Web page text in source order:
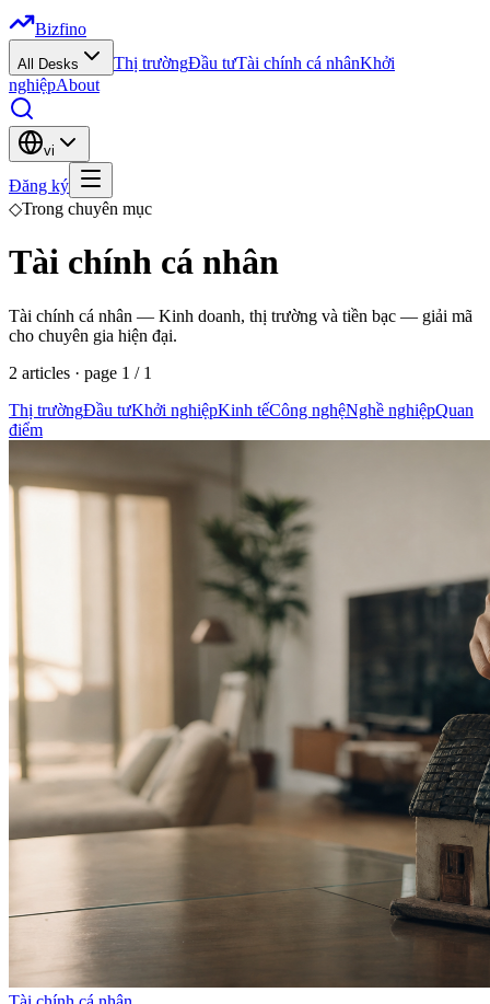
Bizfino
All Desks Thị trườngĐầu tưTài chính cá nhânKhởi
nghiệpAbout
vi
Đăng ký
◇Trong chuyên mục
Tài chính cá nhân
Tài chính cá nhân — Kinh doanh, thị trường và tiền bạc — giải mã
cho chuyên gia hiện đại.
2 articles · page 1 / 1
Thị trườngĐầu tưKhởi nghiệpKinh tếCông nghệNghề nghiệpQuan
điểm